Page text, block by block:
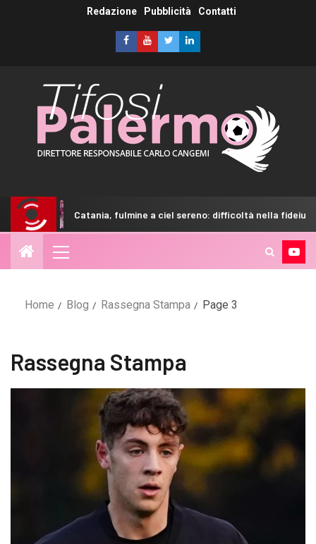
Redazione Pubblicità Contatti
fulmine a ciel sereno: difficoltà nella fideiussione
Home Blog Rassegna Stampa Page 3
Rassegna Stampa